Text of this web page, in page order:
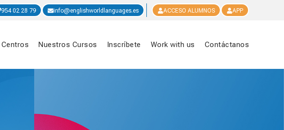
APP
ACCESO ALUMNOS
info@englishworldlanguages.es
954 02 28 79
Centros Nuestros Cursos Inscríbete Work with us Contáctanos